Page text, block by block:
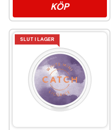
KÖP
SLUT I LAGER